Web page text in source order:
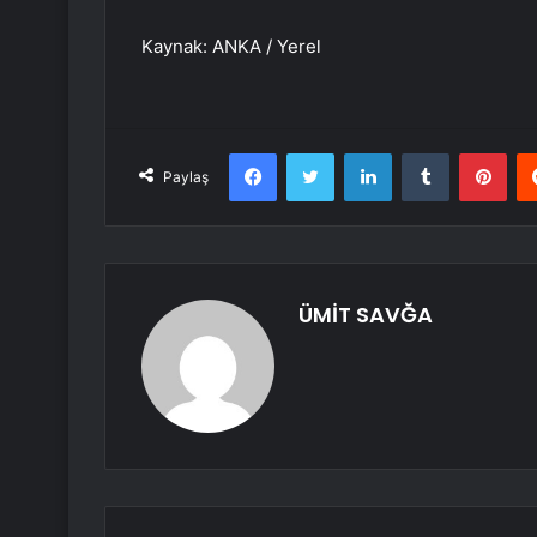
Kaynak: ANKA / Yerel
Paylaş
FacebookTwitter LinkedInTumblr
ÜMİT SAVĞA